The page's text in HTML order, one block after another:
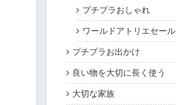
プチプラおしゃれ
ワールドアトリエセール
プチプラお出かけ
良い物を大切に長く使う
大切な家族